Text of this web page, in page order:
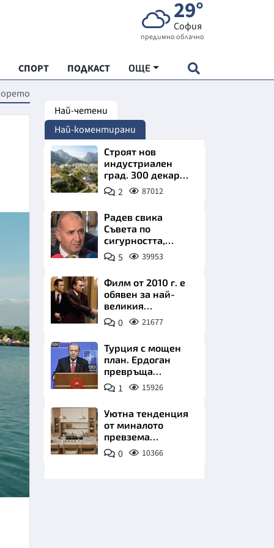
29°
София
предимно облачно
СПОРТ ПОДКАСТ ОЩЕ
"ЧУДЕСАТА НА БЪЛГАРИЯ"
ХРАНА
Най-четени
Най-коментирани
Строят нов
индустриален
град. 300 декара
чакат златни
заводи
2 87012
Радев свика
Съвета по
сигурността,
следва ключово
изявление
5 39953
Филм от 2010 г. е
обявен за най-
великия
психологически
трилър в
0 21677
Турция с мощен
план. Ердоган
превръща
Джейхан в
петролно чудо
1 15926
Уютна тенденция
от миналото
превзема
модерните кухни
0 10366